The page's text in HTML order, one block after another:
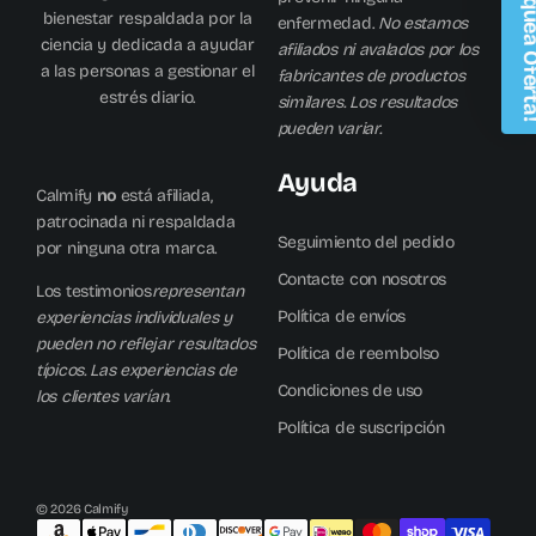
bienestar respaldada por la
ciencia y dedicada a ayudar
a las personas a gestionar el
estrés diario.
enfermedad. No estamos
afiliados ni avalados por los
fabricantes de productos
similares. Los resultados
pueden variar.
Calmify no está afiliada,
patrocinada ni respaldada
por ninguna otra marca.
Los testimoniosrepresentan
experiencias individuales y
pueden no reflejar resultados
típicos. Las experiencias de
los clientes varían.
Ayuda
Seguimiento del pedido
Contacte con nosotros
Política de envíos
Política de reembolso
Condiciones de uso
Política de suscripción
© 2026 Calmify
Correo
👉 Obtenga Su Paquete Gratis
No gracias, pagar más me da adrenalina